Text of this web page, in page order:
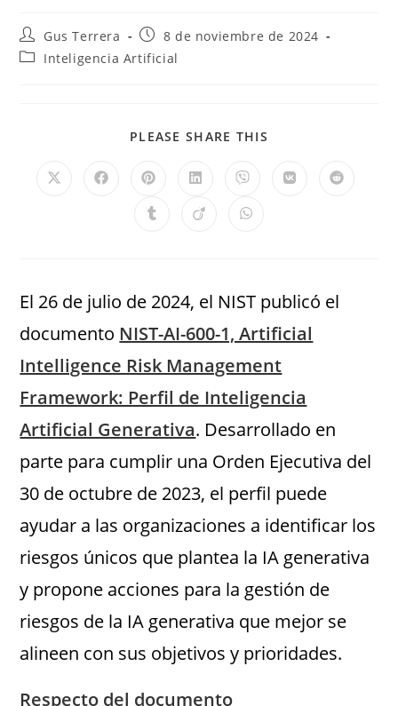
Gus Terrera
8 de noviembre de 2024
Inteligencia Artificial
PLEASE SHARE THIS
El 26 de julio de 2024, el NIST publicó el
documento NIST-AI-600-1, Artificial
Intelligence Risk Management
Framework: Perfil de Inteligencia
Artificial Generativa. Desarrollado en
parte para cumplir una Orden Ejecutiva del
30 de octubre de 2023, el perfil puede
ayudar a las organizaciones a identificar los
riesgos únicos que plantea la IA generativa
y propone acciones para la gestión de
riesgos de la IA generativa que mejor se
alineen con sus objetivos y prioridades.
Respecto del documento